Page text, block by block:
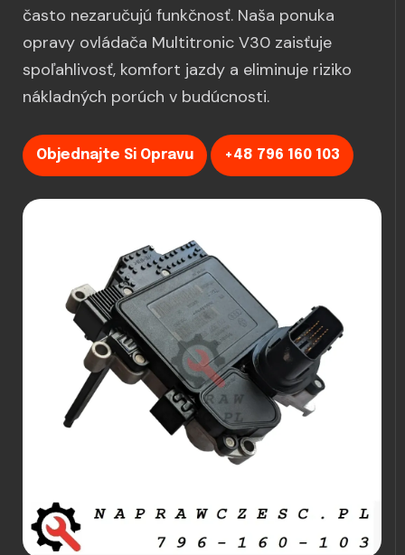
často nezaručujú funkčnosť. Naša ponuka
opravy ovládača Multitronic V30 zaisťuje
spoľahlivosť, komfort jazdy a eliminuje riziko
nákladných porúch v budúcnosti.
Objednajte Si Opravu +48 796 160 103